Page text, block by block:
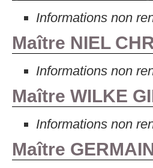
Informations non
Maître NIEL
Informations non
Maître WILKE
Informations non
Maître